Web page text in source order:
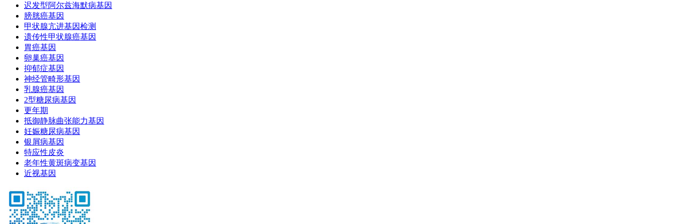
迟发型阿尔兹海默病基因
膀胱癌基因
甲状腺亢进基因检测
遗传性甲状腺癌基因
胃癌基因
卵巢癌基因
抑郁症基因
神经管畸形基因
乳腺癌基因
2型糖尿病基因
更年期
抵御静脉曲张能力基因
妊娠糖尿病基因
银屑病基因
特应性皮炎
老年性黄斑病变基因
近视基因